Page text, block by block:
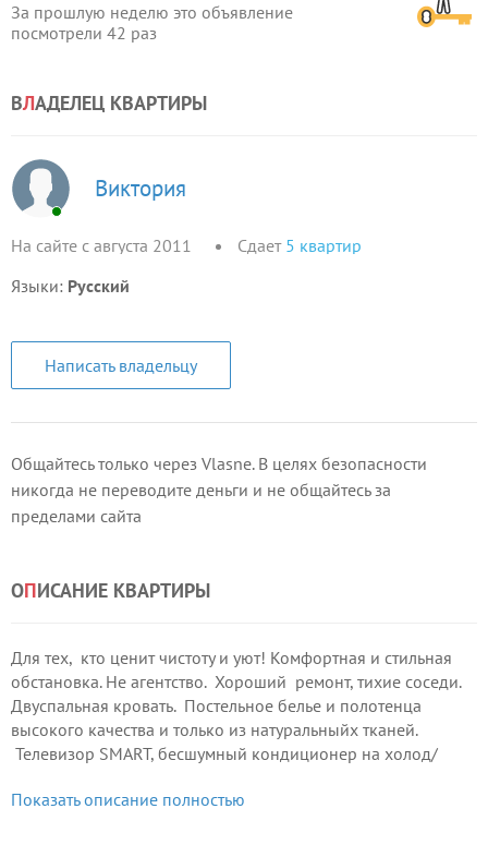
За прошлую неделю это объявление
посмотрели 42 раз
ВЛАДЕЛЕЦ КВАРТИРЫ
Виктория
На сайте с августа 2011 Сдает 5 квартир
Языки: Русский
Написать владельцу
Общайтесь только через Vlasne. В целях безопасности
никогда не переводите деньги и не общайтесь за
пределами сайта
ОПИСАНИЕ КВАРТИРЫ
Для тех, кто ценит чистоту и уют! Комфортная и стильная
обстановка. Не агентство. Хороший ремонт, тихие соседи.
Двуспальная кровать. Постельное белье и полотенца
высокого качества и только из натуральныйх тканей.
Телевизор SMART, бесшумный кондиционер на холод/
холодильник, стиральная машина-автомат , печь СВЧ,
Показать описание полностью